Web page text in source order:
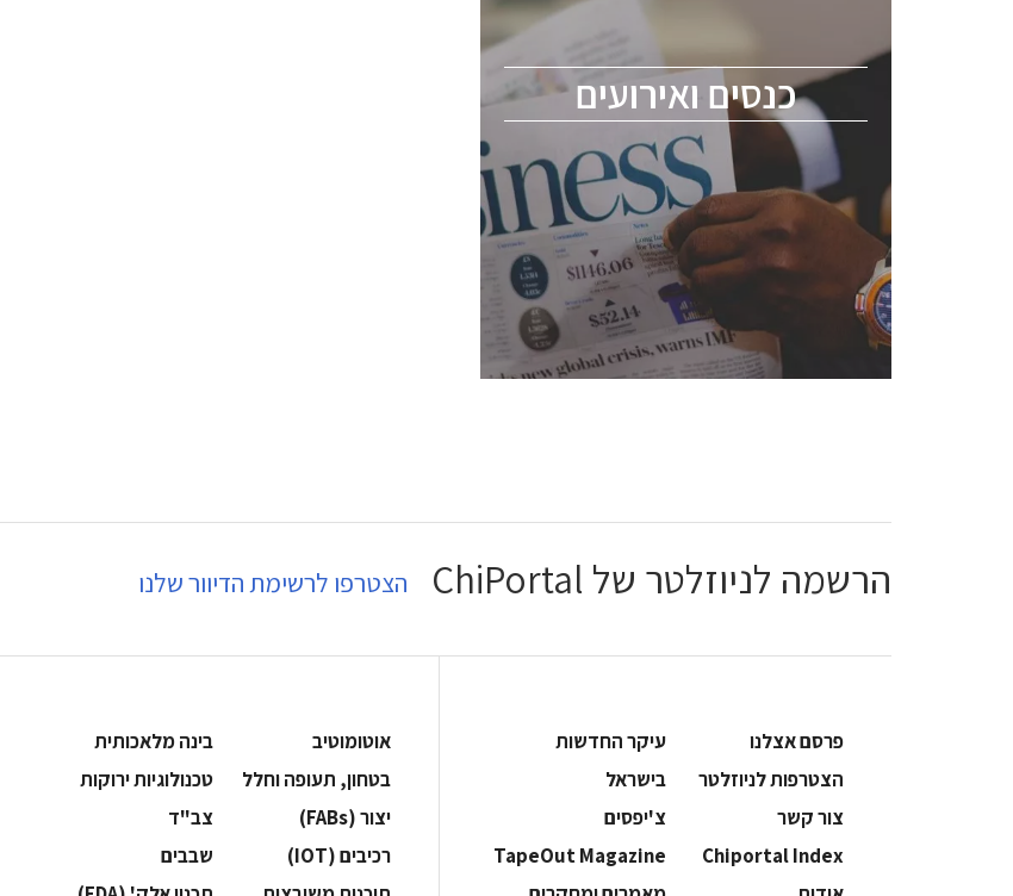
כנסים ואירועים
הסמיקונדקטור כולל מהנדסים, מומחים מקצועיים
ChipEx2026 will be held on May 12-13,
2026. The conference is intended for
everyone involved in the semiconductor
industry, including engineers, professional
experts, and senior executives.
לחץ לפרטים
הרשמה לניוזלטר של ChiPortal הצטרפו לרשימת הדיוור שלנו
פרסם אצלנו
עיקר החדשות
הצטרפות לניוזלטר
בישראל
צור קשר
צ'יפסים
Chiportal Index
TapeOut Magazine
אוטומוטיב
בינה מלאכותית
בטחון, תעופה וחלל
‫טכנולוגיות ירוקות‬
‫יצור (‪(FABs‬‬
‫צב"ד‬
‫רכיבים‬ (IOT)
‫שבבים‬